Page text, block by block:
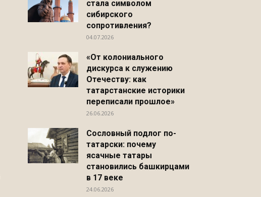
стала символом
сибирского
сопротивления?
04.07.2026
«От колониального
дискурса к служению
Отечеству: как
татарстанские историки
переписали прошлое»
26.06.2026
Сословный подлог по-
татарски: почему
ясачные татары
становились башкирцами
в 17 веке
24.06.2026